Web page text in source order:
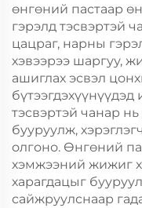
өнгөний пастаар
гэрэлд тэсвэртэй
цацраг, нарны
хэвээрээ шаргуу,
ашиглах эсвэл
тэсвэртэй чанар
бууруулж,
олгоно. Өнгөний
хэмжээний жижиг
харагдацыг
сайжруулснаар